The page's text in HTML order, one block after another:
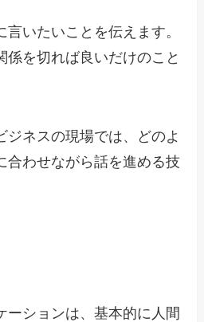
いたいことを伝えます。
係を切れば良いだけのこと
ジネスの現場では、どのよ
合わせながら話を進める技
ーションは、基本的に人間